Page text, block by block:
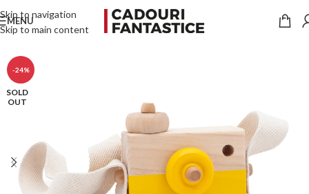
Skip to navigation
Skip to main content
MENU
-24%
SOLD
OUT